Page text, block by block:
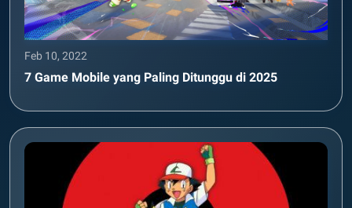
Feb 10, 2022
7 Game Mobile yang Paling Ditunggu di 2025